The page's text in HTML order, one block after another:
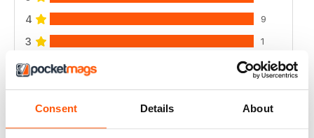
Consent Details About
4 9
3 1
2 0
1